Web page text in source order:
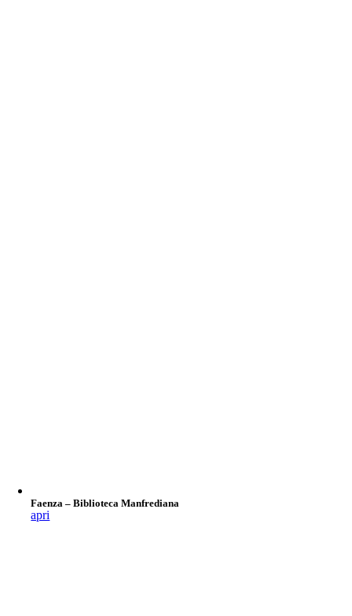
Faenza – Biblioteca Manfrediana
apri